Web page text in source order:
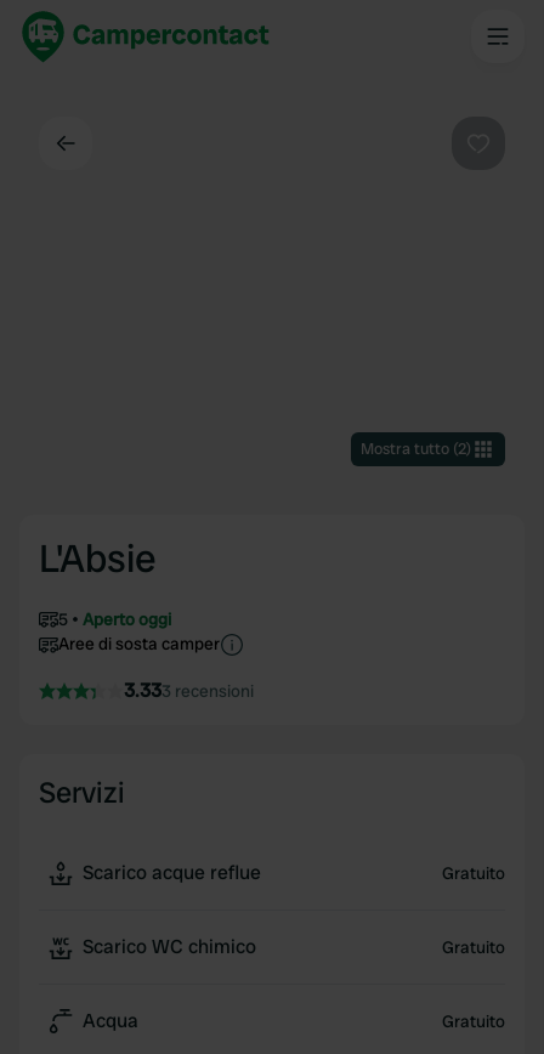
Mostra tutto(2)
L'Absie
5
Aperto oggi
Aree di sosta camper
3.333 recensioni
Servizi
Scarico acque reflue Gratuito
Scarico WC chimico Gratuito
Acqua Gratuito